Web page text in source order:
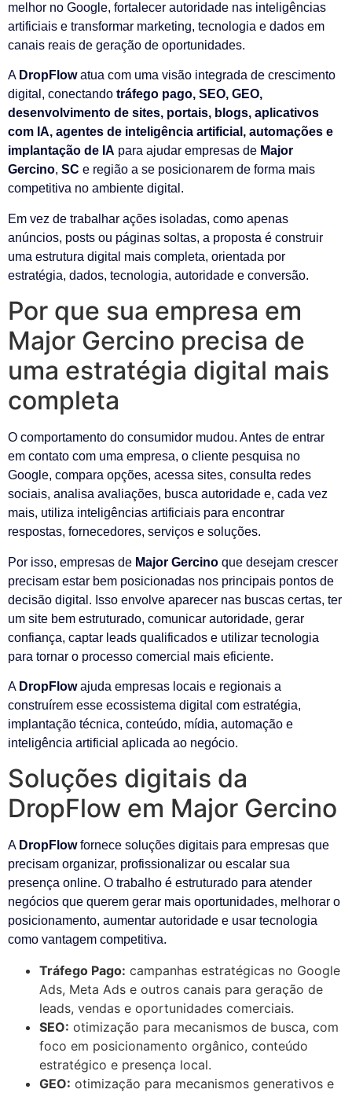
melhor no Google, fortalecer autoridade nas inteligências
artificiais e transformar marketing, tecnologia e dados em
canais reais de geração de oportunidades.
A DropFlowatua com uma visão integrada de crescimento
digital, conectando tráfego pago, SEO, GEO,
desenvolvimento de sites, portais, blogs, aplicativos
com IA, agentes de inteligência artificial, automações e
implantação de IA para ajudar empresas de Major
Gercino, SC e região a se posicionarem de forma mais
competitiva no ambiente digital.
Em vez de trabalhar ações isoladas, como apenas
anúncios, posts ou páginas soltas, a proposta é construir
uma estrutura digital mais completa, orientada por
estratégia, dados, tecnologia, autoridade e conversão.
Por que sua empresa em
Major Gercino precisa de
uma estratégia digital mais
completa
O comportamento do consumidor mudou. Antes de entrar
em contato com uma empresa, o cliente pesquisa no
Google, compara opções, acessa sites, consulta redes
sociais, analisa avaliações, busca autoridade e, cada vez
mais, utiliza inteligências artificiais para encontrar
respostas, fornecedores, serviços e soluções.
Por isso, empresas de Major Gercino que desejam crescer
precisam estar bem posicionadas nos principais pontos de
decisão digital. Isso envolve aparecer nas buscas certas, ter
um site bem estruturado, comunicar autoridade, gerar
confiança, captar leads qualificados e utilizar tecnologia
para tornar o processo comercial mais eficiente.
A DropFlowajuda empresas locais e regionais a
construírem esse ecossistema digital com estratégia,
implantação técnica, conteúdo, mídia, automação e
inteligência artificial aplicada ao negócio.
Soluções digitais da
DropFlow em Major Gercino
A DropFlowfornece soluções digitais para empresas que
precisam organizar, profissionalizar ou escalar sua
presença online. O trabalho é estruturado para atender
negócios que querem gerar mais oportunidades, melhorar o
posicionamento, aumentar autoridade e usar tecnologia
como vantagem competitiva.
Tráfego Pago: campanhas estratégicas no Google
Ads, Meta Ads e outros canais para geração de
leads, vendas e oportunidades comerciais.
SEO: otimização para mecanismos de busca, com
foco em posicionamento orgânico, conteúdo
estratégico e presença local.
GEO: otimização para mecanismos generativos e